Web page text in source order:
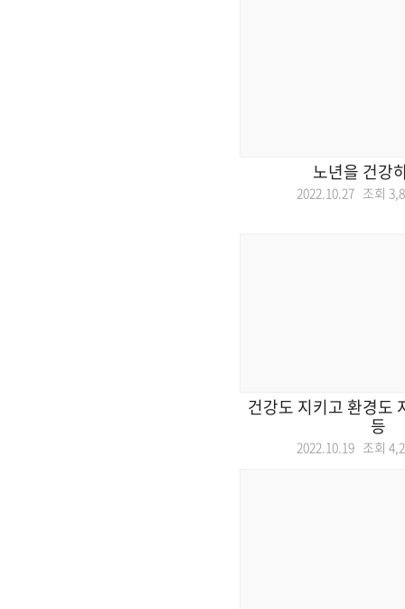
노년을 건강
2022.10.27 조회
건강도 지키고 환경도
등
2022.10.19 조회